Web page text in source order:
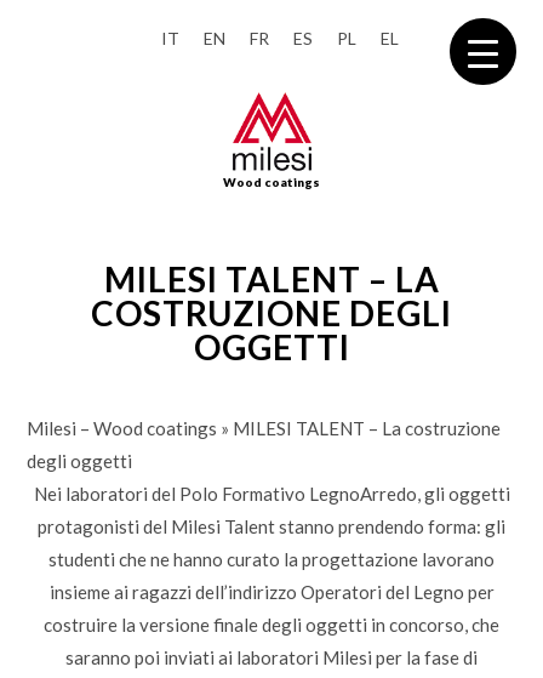
IT EN FR ES PL EL
Wood coatings
MILESI TALENT – LA
COSTRUZIONE DEGLI
OGGETTI
Milesi – Wood coatings » MILESI TALENT – La costruzione
degli oggetti
Nei laboratori del Polo Formativo LegnoArredo, gli oggetti
protagonisti del Milesi Talent stanno prendendo forma: gli
studenti che ne hanno curato la progettazione lavorano
insieme ai ragazzi dell’indirizzo Operatori del Legno per
costruire la versione finale degli oggetti in concorso, che
saranno poi inviati ai laboratori Milesi per la fase di